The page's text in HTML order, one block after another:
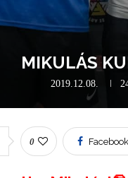
MIKULÁS
2019.12.08.
0 Facebook